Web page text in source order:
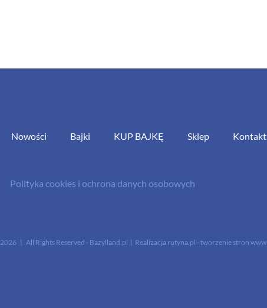
Nowości Bajki KUP BAJKĘ Sklep Kontakt
Polityka cookies i ochrona danych osobowych
2026 | All Rights Reserved - Bazylland.pl | Realizacja rutyna.pl - tworzenie stron www